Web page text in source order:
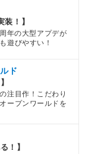
装！】
年の大型アプデが
遊びやすい！
ド
注目作！こだわり
ープンワールドを
！】